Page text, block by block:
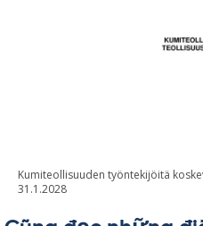
Kumiteollisuuden työntekijöitä
31.1.2028